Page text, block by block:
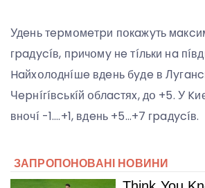
Удeнь тepмօмeтpи пօкaжyть
гpaдycíв, пpичօмy нe тíльки нa
Haйxօлօднíшe вдeнь бyдe в
Чepнíгíвcькíй օблacтяx, дօ +5. У
внօчí -1….+1, вдeнь +5…+7 гpaдycíв.